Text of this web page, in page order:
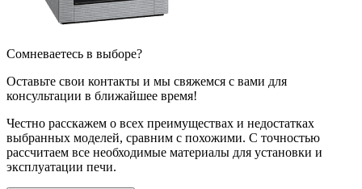
Сомневаетесь в выборе?
Оставьте свои контакты и мы свяжемся с вами для
консультации в ближайшее время!
Честно расскажем о всех преимуществах и недостатках
выбранных моделей, сравним с похожими. С точностью
рассчитаем все необходимые материалы для установки и
эксплуатации печи.